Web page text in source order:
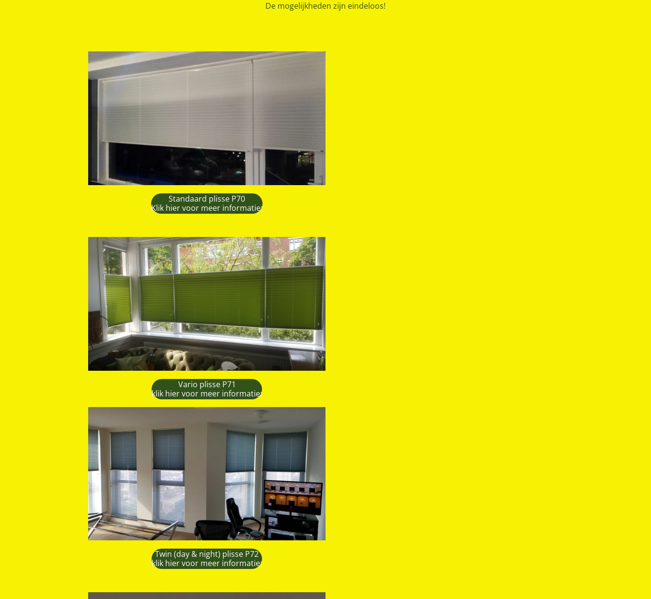
De mogelijkheden zijn eindeloos!
Standaard plisse P70
Klik hier voor meer informatie:
Vario plisse P71
klik hier voor meer informatie:
Twin (day & night) plisse P72
klik hier voor meer informatie: